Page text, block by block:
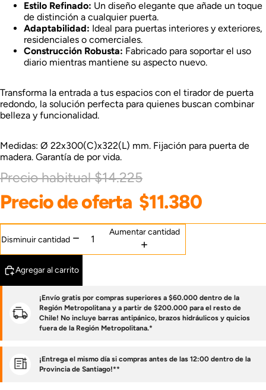
Estilo Refinado: Un diseño elegante que añade un toque
de distinción a cualquier puerta.
Adaptabilidad: Ideal para puertas interiores y exteriores,
residenciales o comerciales.
Construcción Robusta: Fabricado para soportar el uso
diario mientras mantiene su aspecto nuevo.
Transforma la entrada a tus espacios con el tirador de puerta
redondo, la solución perfecta para quienes buscan combinar
belleza y funcionalidad.
Medidas: Ø 22x300(C)x322(L) mm. Fijación para puerta de
madera. Garantía de por vida.
Precio habitual$14.225
Precio de oferta $11.380
Disminuir cantidad
Aumentar cantidad
Agregar al carrito
¡Envío gratis por compras superiores a $60.000 dentro de la
Región Metropolitana y a partir de $200.000 para el resto de
Chile! No incluye barras antipánico, brazos hidráulicos y quicios
fuera de la Región Metropolitana.*
¡Entrega el mismo día si compras antes de las 12:00 dentro de la
Provincia de Santiago!**